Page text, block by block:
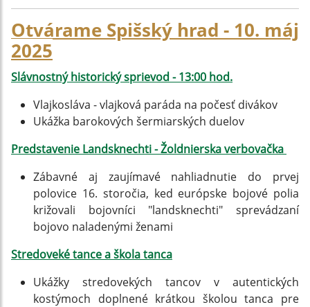
Otvárame Spišský hrad - 10. máj
2025
Slávnostný historický sprievod - 13:00 hod.
Vlajkosláva - vlajková paráda na počesť divákov
Ukážka barokových šermiarských duelov
Predstavenie Landsknechti - Žoldnierska verbovačka
Zábavné aj zaujímavé nahliadnutie do prvej
polovice 16. storočia, ked európske bojové polia
križovali bojovníci "landsknechti" sprevádzaní
bojovo naladenými ženami
Stredoveké tance a škola tanca
Ukážky stredovekých tancov v autentických
kostýmoch doplnené krátkou školou tanca pre